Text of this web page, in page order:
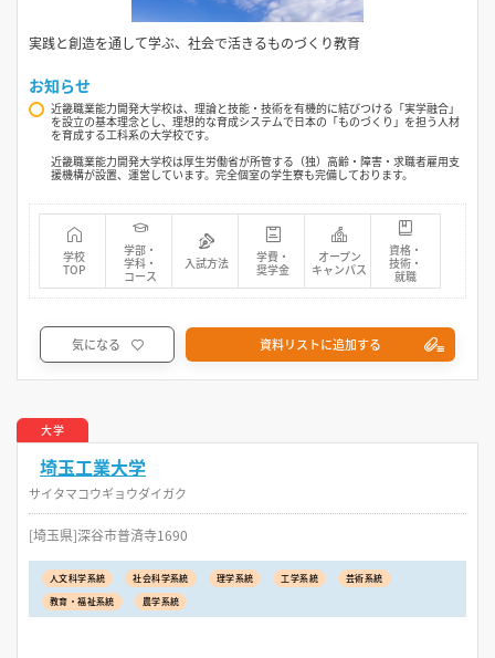
実践と創造を通して学ぶ、社会で活きるものづくり教育
お知らせ
近畿職業能力開発大学校は、理論と技能・技術を有機的に結びつける「実学融合」
を設立の基本理念とし、理想的な育成システムで日本の「ものづくり」を担う人材
を育成する工科系の大学校です。
近畿職業能力開発大学校は厚生労働省が所管する（独）高齢・障害・求職者雇用支
援機構が設置、運営しています。完全個室の学生寮も完備しております。
学校
TOP
学部・
学科・
コース
入試方法
学費・
奨学金
オープン
キャンパス
資格・
技術・
就職
気になる 資料リストに追加する
大学
埼玉工業大学
サイタマコウギョウダイガク
[埼玉県]深谷市普済寺1690
人文科学系統 社会科学系統 理学系統 工学系統
芸術系統
教育・福祉系統
農学系統